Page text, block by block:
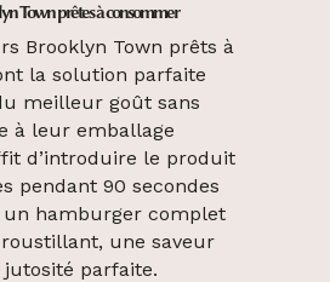
Town prêtes à consommer
Brooklyn Town prêts à
la solution parfaite
meilleur goût sans
à leur emballage
d’introduire le produit
pendant 90 secondes
hamburger complet
une saveur
parfaite.